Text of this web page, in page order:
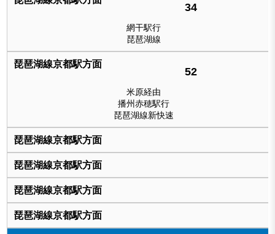
34
網干駅行
琵琶湖線
52
米原経由
播州赤穂駅行
琵琶湖線新快速